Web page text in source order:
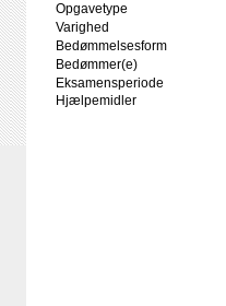
Opgavetype
Varighed
Bedømmelsesform
Bedømmer(e)
Eksamensperiode
Hjælpemidler